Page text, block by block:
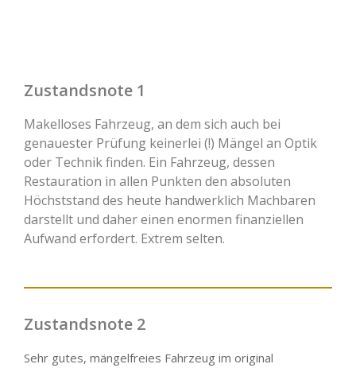
Zustandsnote 1
Makelloses Fahrzeug, an dem sich auch bei
genauester Prüfung keinerlei (!) Mängel an Optik
oder Technik finden. Ein Fahrzeug, dessen
Restauration in allen Punkten den absoluten
Höchststand des heute handwerklich Machbaren
darstellt und daher einen enormen finanziellen
Aufwand erfordert. Extrem selten.
Zustandsnote 2
Sehr gutes, mängelfreies Fahrzeug im original